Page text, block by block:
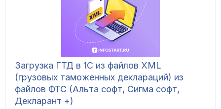
Загрузка ГТД в 1С из файлов XML
(грузовых таможенных деклараций) из
файлов ФТС (Альта софт, Сигма софт,
Декларант +)